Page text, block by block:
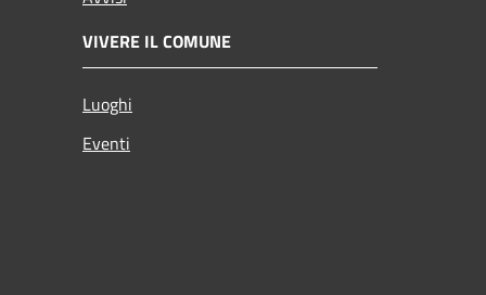
VIVERE IL COMUNE
Luoghi
Eventi